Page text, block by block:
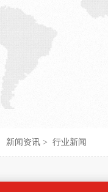
新闻资讯 > 行业新闻